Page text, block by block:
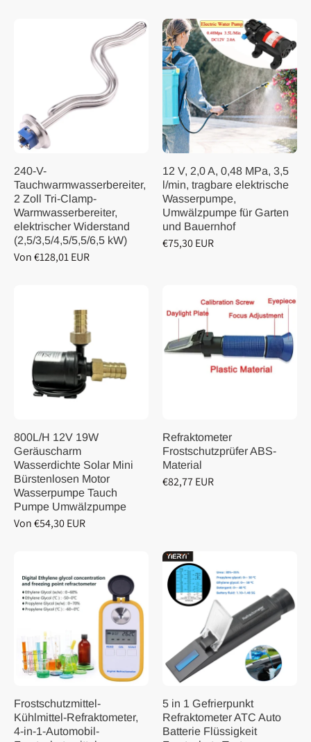
240-V-
Tauchwarmwasserbereiter,
2 Zoll Tri-Clamp-
Warmwasserbereiter,
elektrischer Widerstand
(2,5/3,5/4,5/5,5/6,5 kW)
Von €128,01 EUR
12 V, 2,0 A, 0,48 MPa, 3,5
l/min, tragbare elektrische
Wasserpumpe,
Umwälzpumpe für Garten
und Bauernhof
€75,30 EUR
800L/H 12V 19W
Geräuscharm
Wasserdichte Solar Mini
Bürstenlosen Motor
Wasserpumpe Tauch
Pumpe Umwälzpumpe
Von €54,30 EUR
Refraktometer
Frostschutzprüfer ABS-
Material
€82,77 EUR
Frostschutzmittel-
Kühlmittel-Refraktometer,
4-in-1-Automobil-
5 in 1 Gefrierpunkt
Refraktometer ATC Auto
Batterie Flüssigkeit